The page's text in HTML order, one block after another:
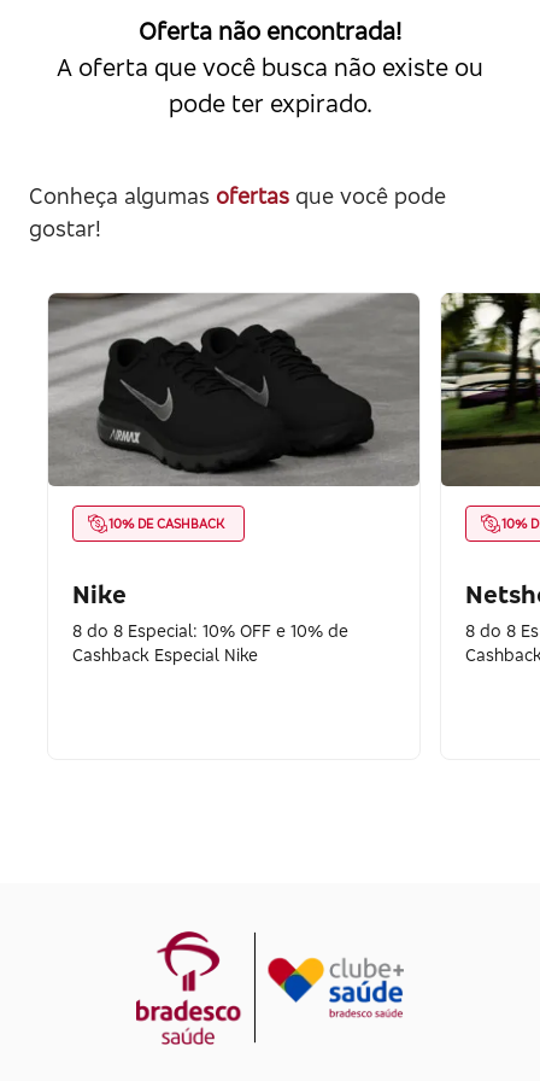
Oferta não encontrada!
A oferta que você busca não existe ou
pode ter expirado.
Conheça algumas ofertas que você pode
gostar!
10% DE CASHBACK
Nike
8 do 8 Especial: 10% OFF e 10% de
Cashback Especial Nike
10%
8 do 8